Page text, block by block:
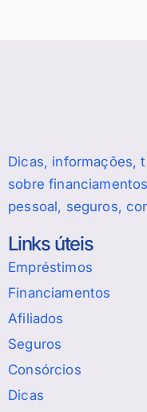
Dicas, informações,
sobre
pessoal, seguros,
Links úteis
Empréstimos
Financiamentos
Afiliados
Seguros
Consórcios
Dicas